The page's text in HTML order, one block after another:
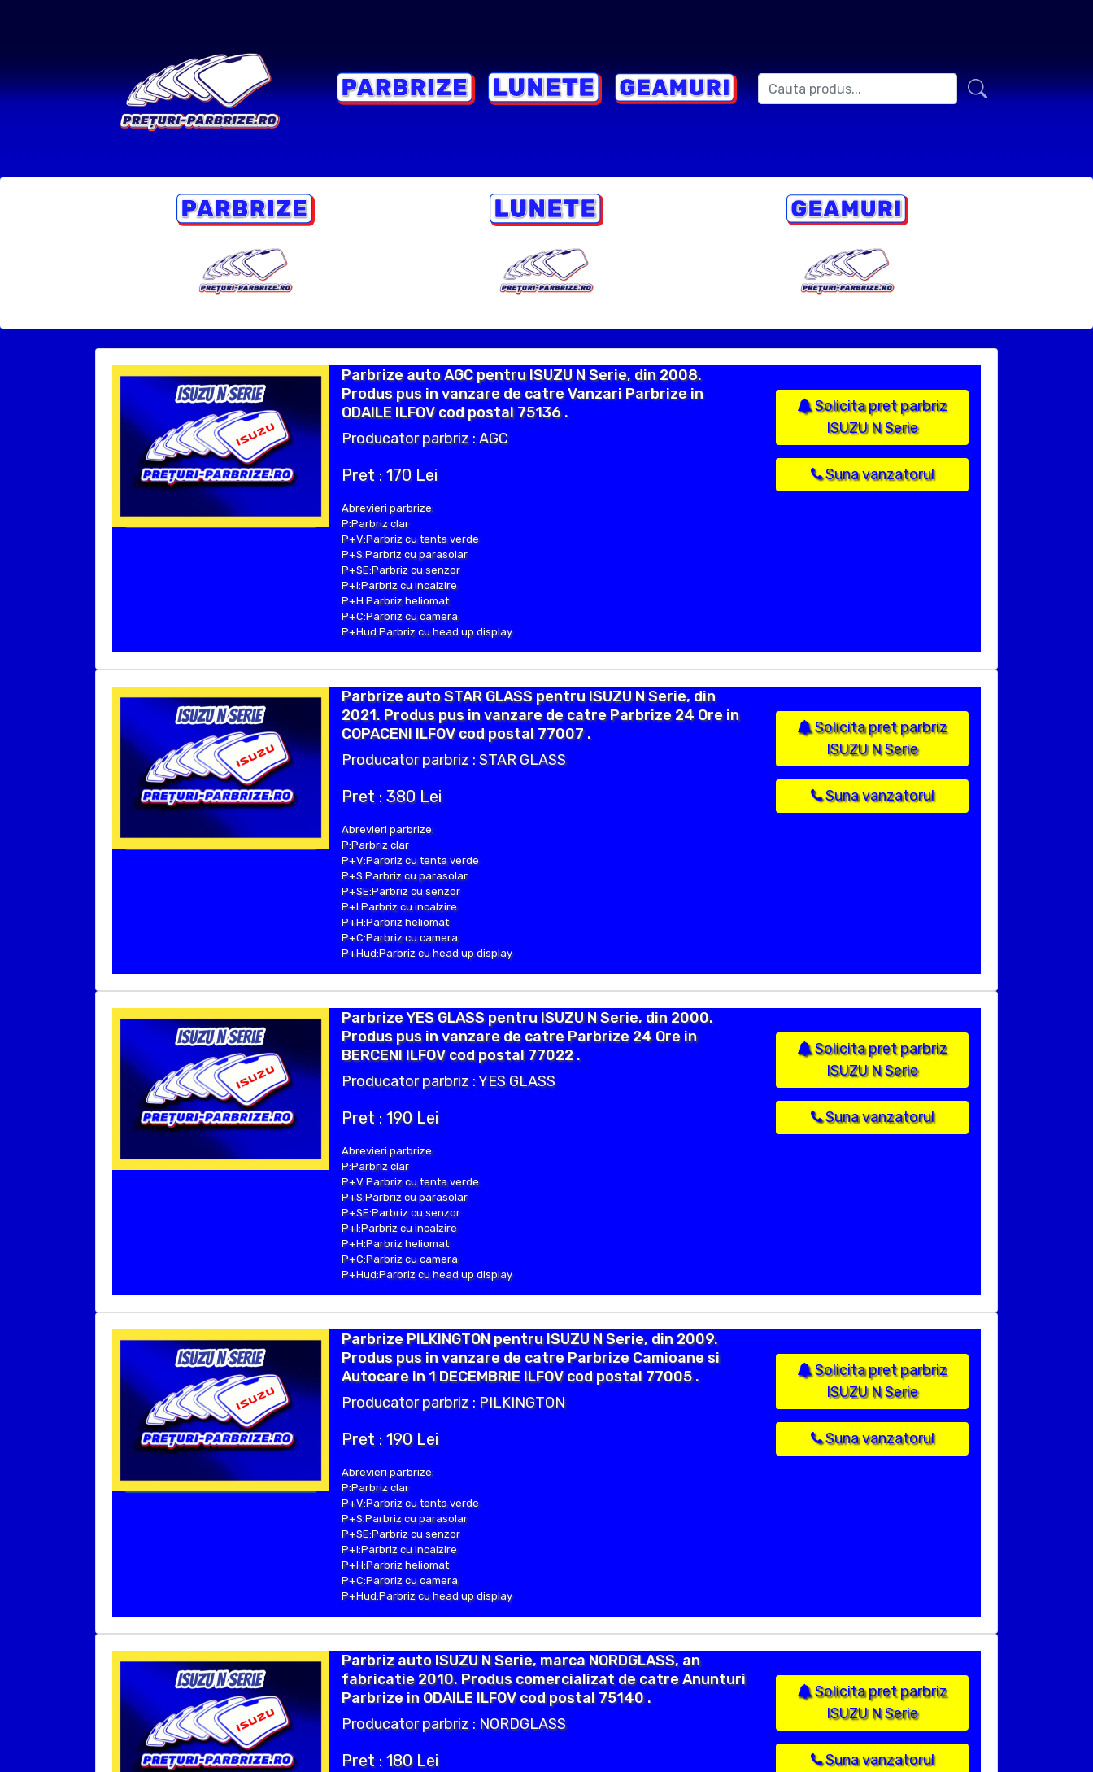
Parbrize auto AGC pentru ISUZU N Serie, din 2008.
Produs pus in vanzare de catre Vanzari Parbrize in
ODAILE ILFOV cod postal 75136 .
Producator parbriz : AGC
Pret : 170 Lei
Abrevieri parbrize:
P:Parbriz clar
P+V:Parbriz cu tenta verde
P+S:Parbriz cu parasolar
P+SE:Parbriz cu senzor
P+I:Parbriz cu incalzire
P+H:Parbriz heliomat
P+C:Parbriz cu camera
P+Hud:Parbriz cu head up display
Solicita pret parbriz
ISUZU N Serie
Suna vanzatorul
Parbrize auto STAR GLASS pentru ISUZU N Serie, din
2021. Produs pus in vanzare de catre Parbrize 24 Ore in
COPACENI ILFOV cod postal 77007 .
Producator parbriz : STAR GLASS
Pret : 380 Lei
Abrevieri parbrize:
P:Parbriz clar
P+V:Parbriz cu tenta verde
P+S:Parbriz cu parasolar
P+SE:Parbriz cu senzor
P+I:Parbriz cu incalzire
P+H:Parbriz heliomat
P+C:Parbriz cu camera
P+Hud:Parbriz cu head up display
Solicita pret parbriz
ISUZU N Serie
Suna vanzatorul
Parbrize YES GLASS pentru ISUZU N Serie, din 2000.
Produs pus in vanzare de catre Parbrize 24 Ore in
BERCENI ILFOV cod postal 77022 .
Producator parbriz : YES GLASS
Pret : 190 Lei
Abrevieri parbrize:
P:Parbriz clar
P+V:Parbriz cu tenta verde
P+S:Parbriz cu parasolar
P+SE:Parbriz cu senzor
P+I:Parbriz cu incalzire
P+H:Parbriz heliomat
P+C:Parbriz cu camera
P+Hud:Parbriz cu head up display
Solicita pret parbriz
ISUZU N Serie
Suna vanzatorul
Parbrize PILKINGTON pentru ISUZU N Serie, din 2009.
Produs pus in vanzare de catre Parbrize Camioane si
Autocare in 1 DECEMBRIE ILFOV cod postal 77005 .
Producator parbriz : PILKINGTON
Pret : 190 Lei
Abrevieri parbrize:
P:Parbriz clar
P+V:Parbriz cu tenta verde
P+S:Parbriz cu parasolar
P+SE:Parbriz cu senzor
P+I:Parbriz cu incalzire
P+H:Parbriz heliomat
P+C:Parbriz cu camera
P+Hud:Parbriz cu head up display
Solicita pret parbriz
ISUZU N Serie
Suna vanzatorul
Parbriz auto ISUZU N Serie, marca NORDGLASS, an
fabricatie 2010. Produs comercializat de catre Anunturi
Parbrize in ODAILE ILFOV cod postal 75140 .
Producator parbriz : NORDGLASS
Pret : 180 Lei
Solicita pret parbriz
ISUZU N Serie
Suna vanzatorul